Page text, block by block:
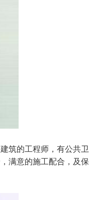
筑的工程师，有公共
满意的施工配合，及